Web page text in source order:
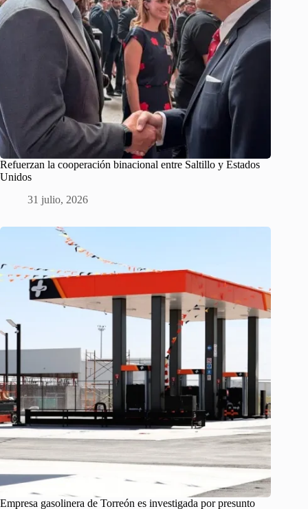
Refuerzan la cooperación binacional entre Saltillo y Estados
Unidos
31 julio, 2026
Empresa gasolinera de Torreón es investigada por presunto